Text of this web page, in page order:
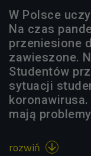
W Polsce
Na czas
przeniesione
zawieszone.
Studentów
sytuacji
mają
rozwiń 